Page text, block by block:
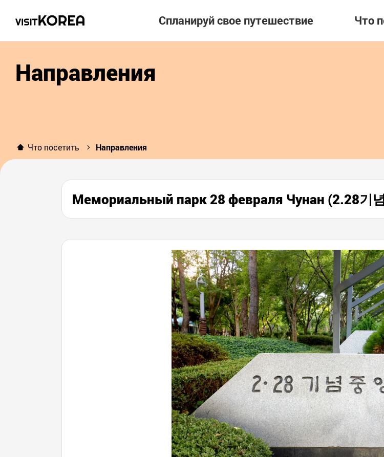
Спланируй свое путешествие Что
Направления
Что посетить Направления
Мемориальный парк 28 февраля Чунан (2.28기